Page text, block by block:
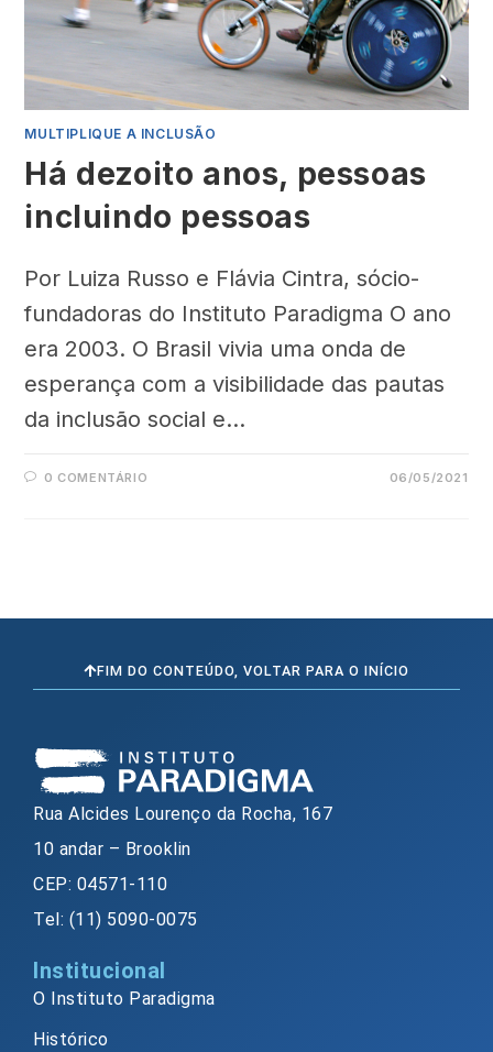
MULTIPLIQUE A INCLUSÃO
Há dezoito anos, pessoas
incluindo pessoas
Por Luiza Russo e Flávia Cintra, sócio-
fundadoras do Instituto Paradigma O ano
era 2003. O Brasil vivia uma onda de
esperança com a visibilidade das pautas
da inclusão social e…
0 COMENTÁRIO 06/05/2021
FIM DO CONTEÚDO, VOLTAR PARA O INÍCIO
Rua Alcides Lourenço da Rocha, 167
10 andar – Brooklin
CEP: 04571-110
Tel: (11) 5090-0075
Institucional
O Instituto Paradigma
Histórico